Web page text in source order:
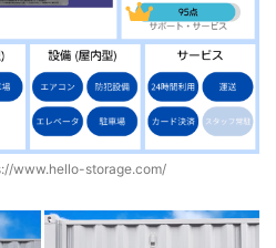
www.hello-storage.com/